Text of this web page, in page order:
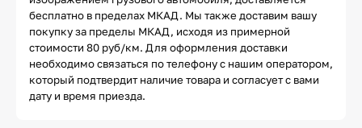
бесплатно в пределах МКАД. Мы также доставим вашу
покупку за пределы МКАД, исходя из примерной
стоимости 80 руб/км. Для оформления доставки
необходимо связаться по телефону с нашим оператором,
который подтвердит наличие товара и согласует с вами
дату и время приезда.